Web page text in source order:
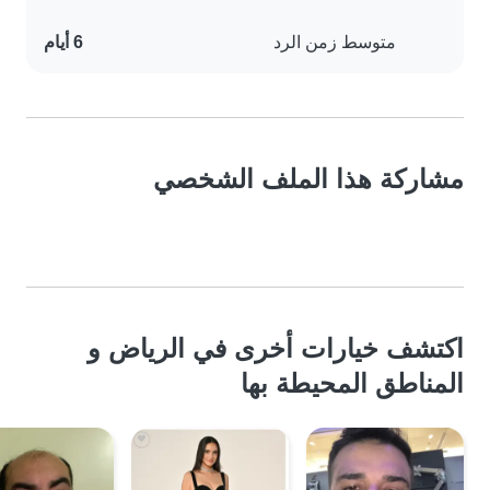
متوسط زمن الرد 6 أيام
مشاركة هذا الملف الشخصي
اكتشف خيارات أخرى في الرياض و
المناطق المحيطة بها